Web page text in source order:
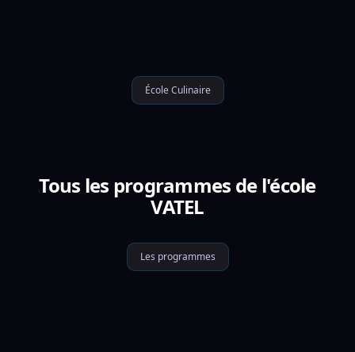
École Culinaire
Tous les programmes de l'école
VATEL
Les programmes